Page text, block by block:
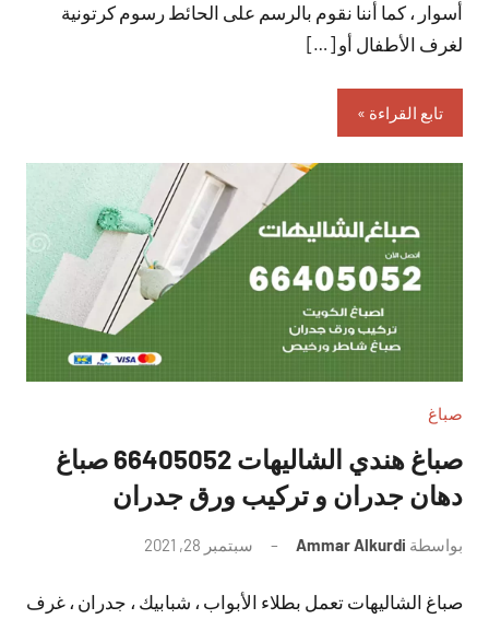
أسوار ، كما أننا نقوم بالرسم على الحائط رسوم كرتونية
لغرف الأطفال أو […]
تابع القراءة
صباغ
صباغ هندي الشاليهات 66405052 صباغ
دهان جدران و تركيب ورق جدران
بواسطة Ammar Alkurdi سبتمبر 28, 2021
تعليقات
صباغ الشاليهات تعمل بطلاء الأبواب ، شبابيك ، جدران ، غرف